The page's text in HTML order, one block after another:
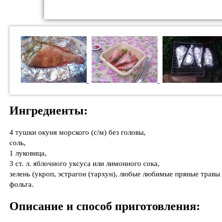
Ингредиенты:
4 тушки окуня морского (с/м) без головы,
соль,
1 луковица,
3 ст. л. яблочного уксуса или лимонного сока,
зелень (укроп, эстрагон (тархун), любые любимые пряные
фольга.
Описание и способ приготовления: